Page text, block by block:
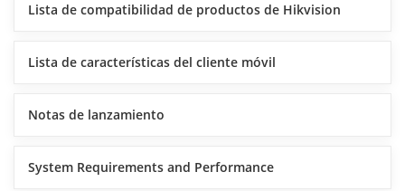
Lista de compatibilidad de productos de Hikvision
Lista de características del cliente móvil
Notas de lanzamiento
System Requirements and Performance